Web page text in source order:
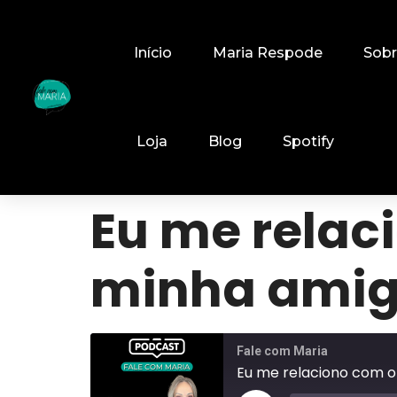
Início Maria Respode
Loja Blog Spotify
Eu me
minha
Fale com Maria
Eu me relaciono com